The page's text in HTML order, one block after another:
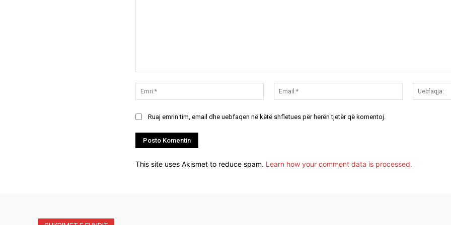
Emri:*
Email:*
Ruaj emrin tim, email dhe uebfaqen në këtë shfletues për herën tjetër që komentoj.
This site uses Akismet to reduce spam. Learn how your comment data is processed.